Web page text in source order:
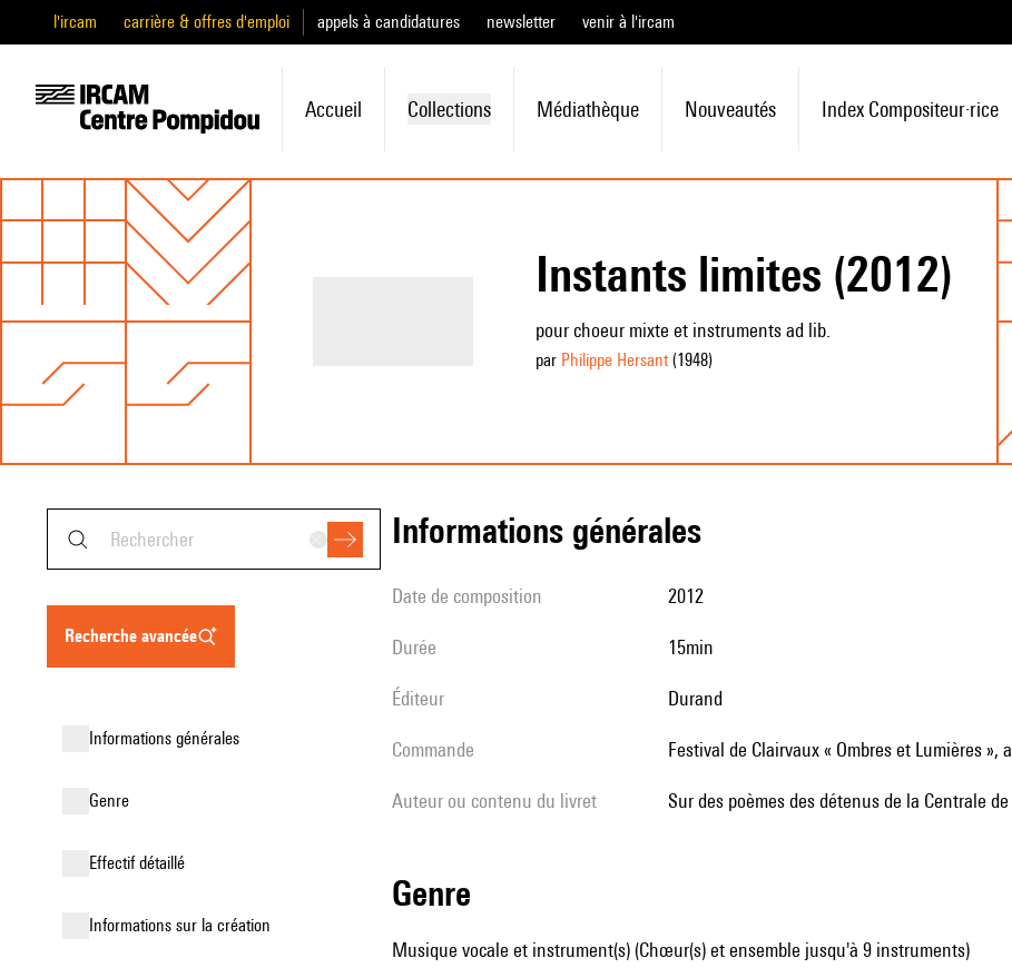
l'ircam carrière & offres d'emploi appels à candidatures newsletter venir à l'ircam
Accueil Collections Médiathèque Nouveautés Index Compositeur·rice
Instants limites (2012)
pour choeur mixte et instruments ad lib.
par Philippe Hersant(1948)
recherche avancée
informations générales
genre
effectif détaillé
informations sur la création
informations générales
date de composition 2012
durée 15min
éditeur Durand
Commande Festival de Clairvaux « Ombres et Lumières
Auteur ou contenu du livret sur des poèmes des détenus de la Centrale
genre
Musique vocale et instrument(s) (Chœur(s) et ensemble jusqu'à 9 instruments)